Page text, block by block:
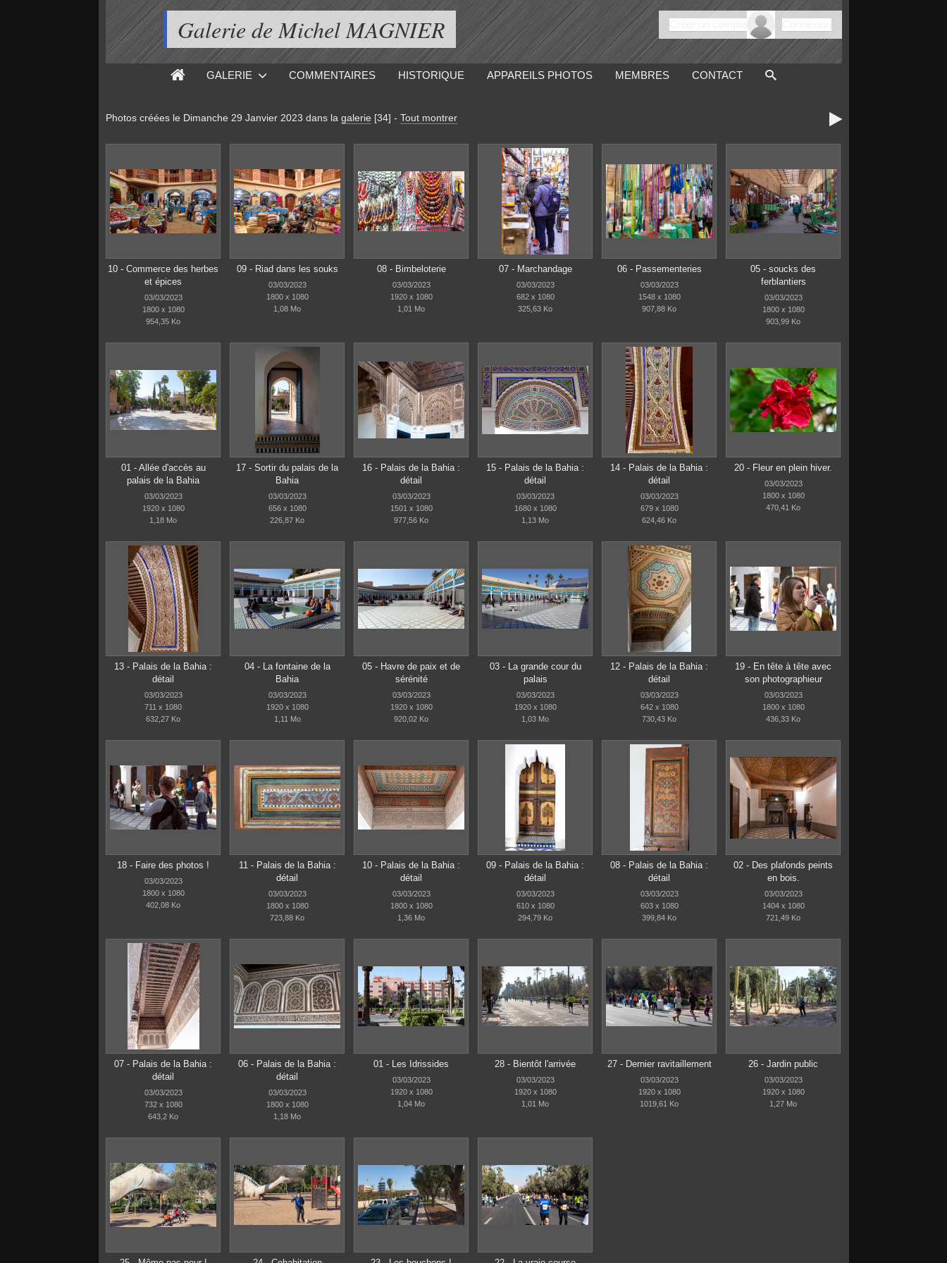
Galerie de Michel MAGNIER
GALERIE COMMENTAIRES HISTORIQUE APPAREILS PHOTOS MEMBRES CONTACT
Photos créées le Dimanche 29 Janvier 2023 dans la galerie [34] - Tout montrer 
10 - Commerce des herbes
et épices
03/03/2023
1800 x 1080
954,35 Ko
09 - Riad dans les souks
03/03/2023
1800 x 1080
1,08 Mo
08 - Bimbeloterie
03/03/2023
1920 x 1080
1,01 Mo
07 - Marchandage
03/03/2023
682 x 1080
325,63 Ko
06 - Passementeries
03/03/2023
1548 x 1080
907,88 Ko
05 - soucks des
ferblantiers
03/03/2023
1800 x 1080
903,99 Ko
01 - Allée d'accès au
palais de la Bahia
03/03/2023
1920 x 1080
1,18 Mo
17 - Sortir du palais de la
Bahia
03/03/2023
656 x 1080
226,87 Ko
16 - Palais de la Bahia :
détail
03/03/2023
1501 x 1080
977,56 Ko
15 - Palais de la Bahia :
détail
03/03/2023
1680 x 1080
1,13 Mo
14 - Palais de la Bahia :
détail
03/03/2023
679 x 1080
624,46 Ko
20 - Fleur en plein hiver.
03/03/2023
1800 x 1080
470,41 Ko
13 - Palais de la Bahia :
détail
03/03/2023
711 x 1080
632,27 Ko
04 - La fontaine de la
Bahia
03/03/2023
1920 x 1080
1,11 Mo
05 - Havre de paix et de
sérénité
03/03/2023
1920 x 1080
920,02 Ko
03 - La grande cour du
palais
03/03/2023
1920 x 1080
1,03 Mo
12 - Palais de la Bahia :
détail
03/03/2023
642 x 1080
730,43 Ko
19 - En tête à tête avec
son photographieur
03/03/2023
1800 x 1080
436,33 Ko
18 - Faire des photos !
03/03/2023
1800 x 1080
402,08 Ko
11 - Palais de la Bahia :
détail
03/03/2023
1800 x 1080
723,88 Ko
10 - Palais de la Bahia :
détail
03/03/2023
1800 x 1080
1,36 Mo
09 - Palais de la Bahia :
détail
03/03/2023
610 x 1080
294,79 Ko
08 - Palais de la Bahia :
détail
03/03/2023
603 x 1080
399,84 Ko
02 - Des plafonds peints
en bois.
03/03/2023
1404 x 1080
721,49 Ko
07 - Palais de la Bahia :
détail
03/03/2023
732 x 1080
643,2 Ko
06 - Palais de la Bahia :
détail
03/03/2023
1800 x 1080
1,18 Mo
01 - Les Idrissides
03/03/2023
1920 x 1080
1,04 Mo
28 - Bientôt l'arrivée
03/03/2023
1920 x 1080
1,01 Mo
27 - Dernier ravitaillement
03/03/2023
1920 x 1080
1019,61 Ko
26 - Jardin public
03/03/2023
1920 x 1080
1,27 Mo